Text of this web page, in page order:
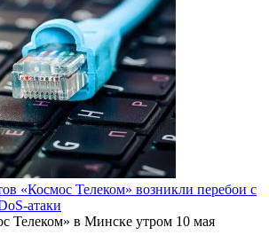
«Космос Телеком» возникли перебои с
атаки
Телеком» в Минске утром 10 мая